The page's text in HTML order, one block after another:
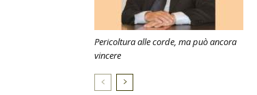
Pericoltura alle corde, ma può ancora
vincere